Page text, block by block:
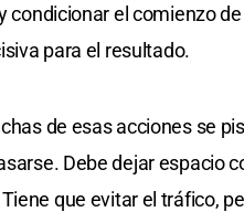
condicionar el comienzo
para el resultado.
de esas acciones se
Debe dejar espacio
que evitar el tráfico,